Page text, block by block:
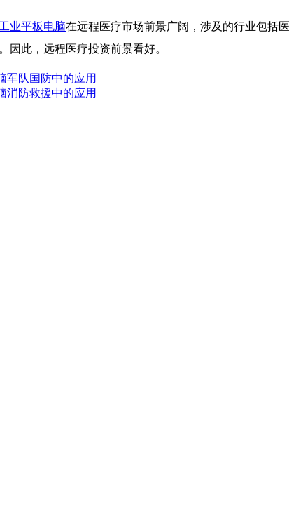
工业平板电脑在远程医疗市场前景广阔，涉及的行业包括
因此，远程医疗投资前景看好。
军队国防中的应用
消防救援中的应用